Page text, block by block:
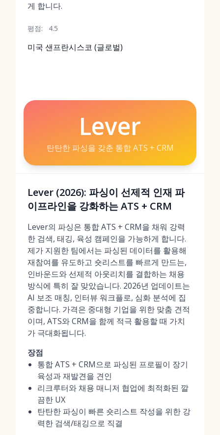
게 합니다.
평점: 4.5
미국 샌프란시스코 (글로벌)
Lever
탄탄한 파싱을 갖춘 통합 ATS + CRM
Lever (2026): 파싱이 선제적 인재 파
이프라인을 강화하는 ATS + CRM
Lever의 파싱은 통합 ATS + CRM을 채워 강력
한 검색, 태깅, 육성 캠페인을 가능하게 합니다.
제가 지원한 팀에서는 파싱된 데이터를 활용해
재참여를 유도하고 숏리스트를 빠르게 만드는,
인바운드와 선제적 아웃리치를 결합하는 채용
방식에 특히 잘 맞았습니다. 2026년 업데이트는
AI 보조 매칭, 인터뷰 워크플로, 심화 분석에 집
중합니다. 가격은 중대형 기업을 위한 맞춤 견적
이며, ATS와 CRM을 함께 적극 활용할 때 가치
가 극대화됩니다.
장점
통합 ATS + CRM으로 파싱된 프로필이 장기
육성과 재발견을 견인
리크루터와 채용 매니저 협업에 최적화된 깔
끔한 UX
탄탄한 파싱이 빠른 숏리스트 작성을 위한 강
력한 검색/태깅으로 직결